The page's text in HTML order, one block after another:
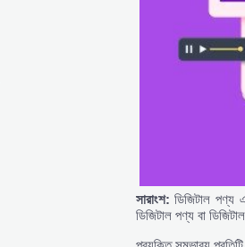
সারাংশ: ডিজিটাল পণ্য
ডিজিটাল পণ্য বা